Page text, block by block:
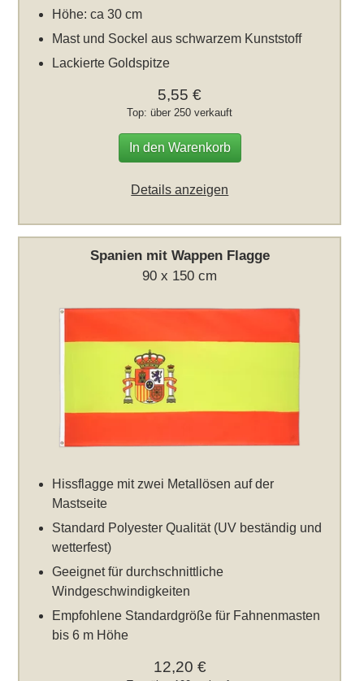
Höhe: ca 30 cm
Mast und Sockel aus schwarzem Kunststoff
Lackierte Goldspitze
5,55 €
Top: über 250 verkauft
In den Warenkorb
Details anzeigen
Spanien mit Wappen Flagge
90 x 150 cm
Hissflagge mit zwei Metallösen auf der
Mastseite
Standard Polyester Qualität (UV beständig und
wetterfest)
Geeignet für durchschnittliche
Windgeschwindigkeiten
Empfohlene Standardgröße für Fahnenmasten
bis 6 m Höhe
12,20 €